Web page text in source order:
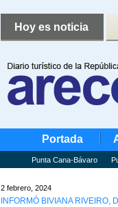
Hoy es noticia
Portada
Punta Cana-Bávaro
2 febrero, 2024
INFORMÓ BIVIANA RIVEIRO,